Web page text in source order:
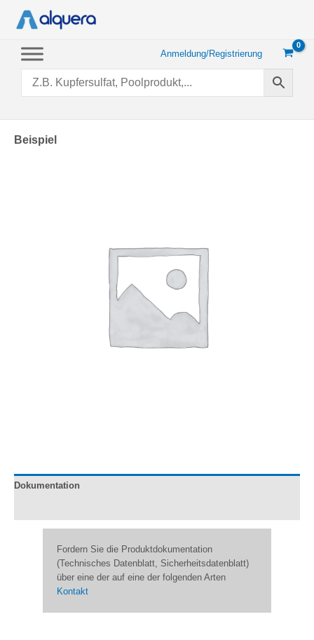
Inhalt
Anmeldung/Registrierung
Beispiel
Dokumentation
Fordern Sie die Produktdokumentation
(Technisches Datenblatt, Sicherheitsdatenblatt)
über eine der auf eine der folgenden Arten
Kontakt